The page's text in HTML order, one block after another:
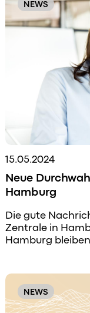
NEWS
15.05.2024
Neue
Hamburg
Die gute
Zentrale in
Hamburg
NEWS